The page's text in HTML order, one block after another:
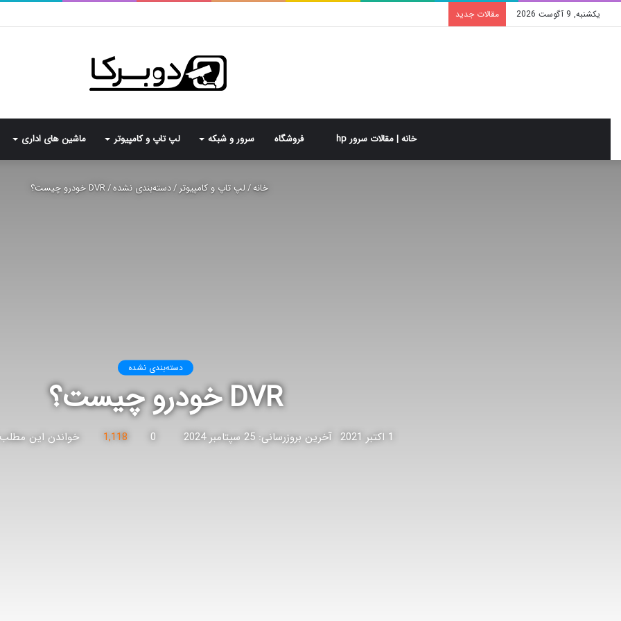
یکشنبه, 9 آگوست 2026 مقالات جدید
خانه | مقالات سرور hp فروشگاه سرور و شبکه لپ تاپ و کامپیوتر ماشین های اداری
خانه/لپ تاپ و کامپیوتر /دسته‌بندی نشده/DVR خودرو چیست؟
دسته‌بندی نشده
DVR خودرو چیست؟
1 اکتبر 2021 آخرین بروزرسانی: 25 سپتامبر 2024 0
1,118 خواندن این مطلب 3 دقیقه زمان